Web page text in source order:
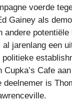
voerde
Gainey als
andere
al jarenlang een
Cupka’s Cafe
deelnemer is